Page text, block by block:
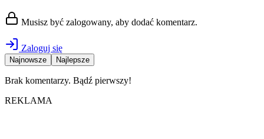
Musisz być zalogowany, aby dodać komentarz.
Zaloguj się
Najnowsze Najlepsze
Brak komentarzy. Bądź pierwszy!
REKLAMA